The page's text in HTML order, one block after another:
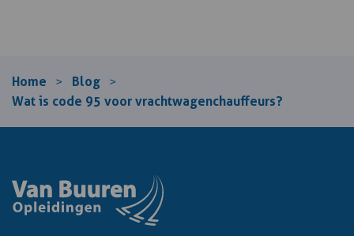
Home > Blog >
Wat is code 95 voor vrachtwagenchauffeurs?